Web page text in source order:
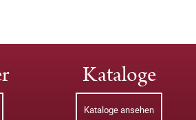
Kataloge
Kataloge ansehen